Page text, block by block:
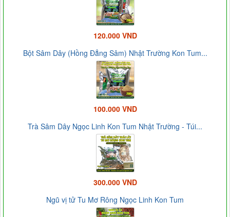
120.000 VND
Bột Sâm Dây (Hồng Đẳng Sâm) Nhật Trường Kon Tum...
100.000 VND
Trà Sâm Dây Ngọc Linh Kon Tum Nhật Trường - Túi...
300.000 VND
Ngũ vị tử Tu Mơ Rông Ngọc Linh Kon Tum